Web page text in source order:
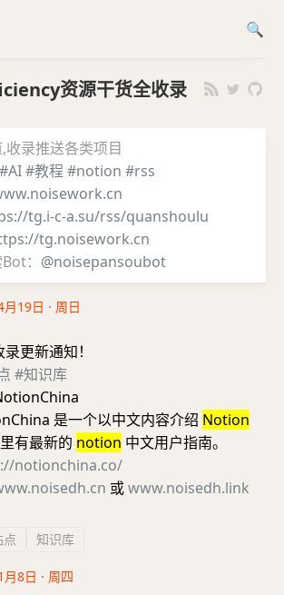
资源干货全收录
收录推送各类项目
#AI#教程 #notion #rss
tg.i-c-a.su/rss/quanshoulu
tg.noisework.cn
： @noisepansoubot
19日 · 周日
更新通知！
#知识库
是一个以中文内容介绍 Notion
有最新的 notion 中文用户指南。
notionchina.co/
或www.noisedh.link
知识库
8日 · 周四